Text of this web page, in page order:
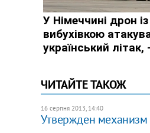
ЧИТАЙТЕ ТАКОЖ
16 серпня 2013, 14:40
Утвержден механизм